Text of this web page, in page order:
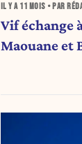
IL Y A 11 MOIS • PAR
Vif échange
Maouane et